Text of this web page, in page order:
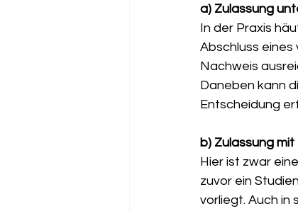
a) Zulassung
In der Praxis
Abschluss
Nachweis
Daneben kann
Entscheidung
b) Zulassung mit
Hier ist zwar
zuvor ein
vorliegt. Auch in